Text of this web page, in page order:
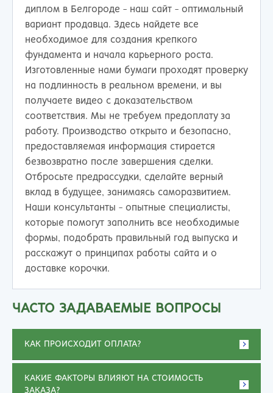
диплом в Белгороде - наш сайт - оптимальный
вариант продавца. Здесь найдете все
необходимое для создания крепкого
фундамента и начала карьерного роста.
Изготовленные нами бумаги проходят проверку
на подлинность в реальном времени, и вы
получаете видео с доказательством
соответствия. Мы не требуем предоплату за
работу. Производство открыто и безопасно,
предоставляемая информация стирается
безвозвратно после завершения сделки.
Отбросьте предрассудки, сделайте верный
вклад в будущее, занимаясь саморазвитием.
Наши консультанты - опытные специалисты,
которые помогут заполнить все необходимые
формы, подобрать правильный год выпуска и
расскажут о принципах работы сайта и о
доставке корочки.
ЧАСТО ЗАДАВАЕМЫЕ ВОПРОСЫ
КАК ПРОИСХОДИТ ОПЛАТА?
КАКИЕ ФАКТОРЫ ВЛИЯЮТ НА СТОИМОСТЬ
ЗАКАЗА?